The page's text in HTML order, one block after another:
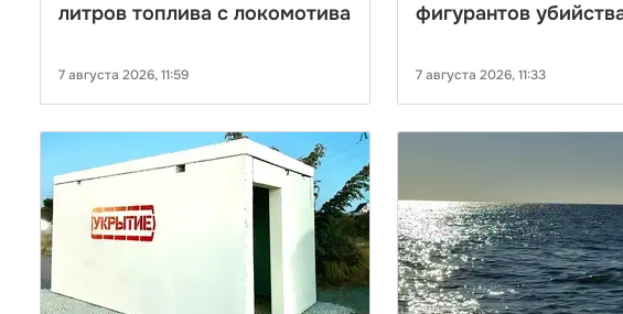
литров топлива с локомотива
7 августа 2026, 11:59
фигурантов
Новороссийска
7 августа 2026, 11:33